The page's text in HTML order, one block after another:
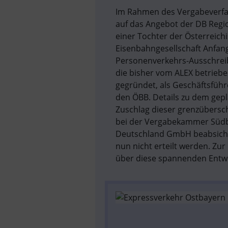
Im Rahmen des
auf das Angebot der DB
einer Tochter der
Eisenbahngesellschaft
Personenverkehrs-
die bisher vom ALEX
gegründet, als
den ÖBB. Details zu dem
Zuschlag dieser
bei der Vergabekammer
Deutschland GmbH
nun nicht erteilt werden. Zur
über diese spannenden